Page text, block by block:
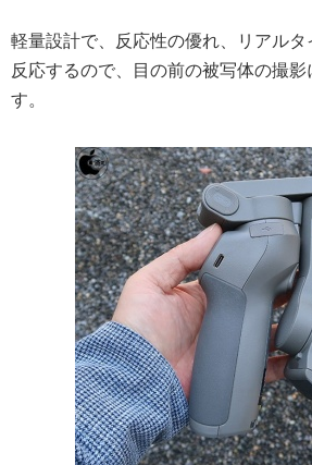
軽量設計で、反応性の優れ、リアル
反応するので、目の前の被写体の撮影
す。